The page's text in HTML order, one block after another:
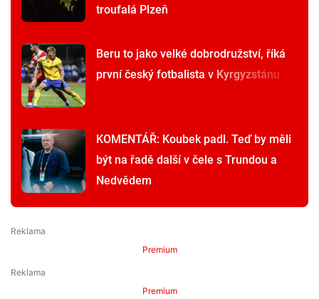
troufalá Plzeň
Beru to jako velké dobrodružství, říká
první český fotbalista v Kyrgyzstánu
KOMENTÁŘ: Koubek padl. Teď by měli
být na řadě další v čele s Trundou a
Nedvědem
Premium
Premium